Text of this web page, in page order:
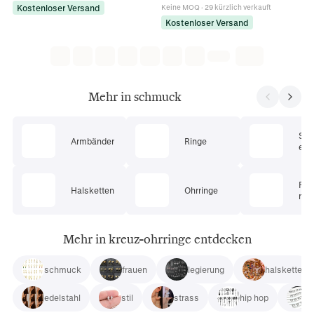
Kostenloser Versand Keine MOQ · 29 kürzlich verkauft
Kostenloser Versand
Mehr in schmuck
Armbänder
Halsketten
Ringe
Ohrringe
ets
Mehr in kreuz-ohrringe entdecken
schmuck frauen legierung halskette
edelstahl stil strass hip hop